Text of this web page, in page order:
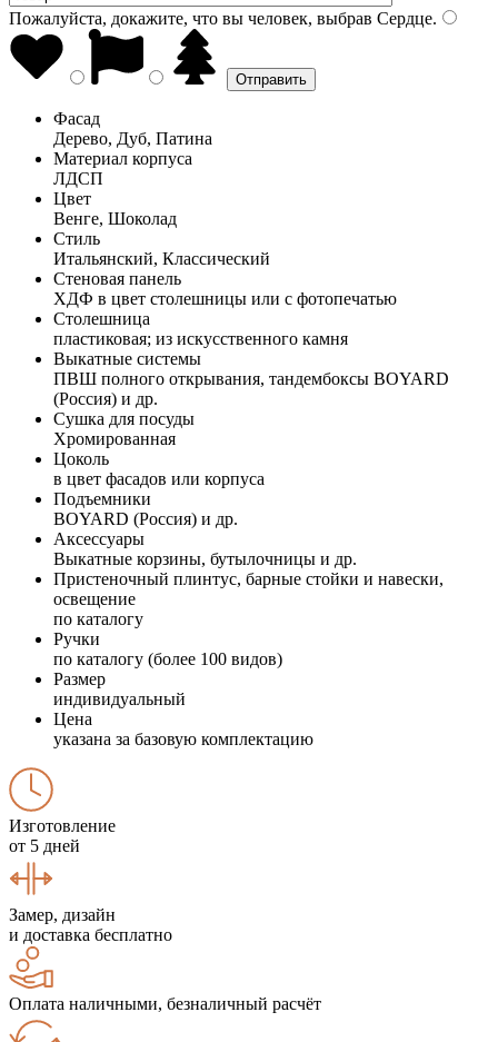
Пожалуйста, докажите, что вы человек, выбрав Сердце.
Фасад
Дерево, Дуб, Патина
Материал корпуса
ЛДСП
Цвет
Венге, Шоколад
Стиль
Итальянский, Классический
Стеновая панель
ХДФ в цвет столешницы или с фотопечатью
Столешница
пластиковая; из искусственного камня
Выкатные системы
ПВШ полного открывания, тандембоксы BOYARD
(Россия) и др.
Сушка для посуды
Хромированная
Цоколь
в цвет фасадов или корпуса
Подъемники
BOYARD (Россия) и др.
Аксессуары
Выкатные корзины, бутылочницы и др.
Пристеночный плинтус, барные стойки и навески,
освещение
по каталогу
Ручки
по каталогу (более 100 видов)
Размер
индивидуальный
Цена
указана за базовую комплектацию
Изготовление
от 5 дней
Замер, дизайн
и доставка бесплатно
Оплата наличными, безналичный расчёт